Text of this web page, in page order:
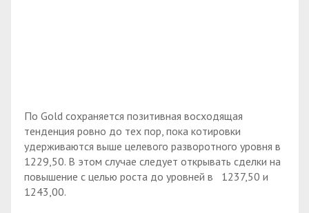
По Gold сохраняется позитивная восходящая
тенденция ровно до тех пор, пока котировки
удерживаются выше целевого разворотного уровня в
1229,50. В этом случае следует открывать сделки на
повышение с целью роста до уровней в 1237,50 и
1243,00.